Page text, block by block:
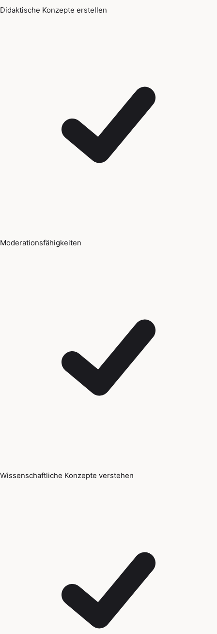
Didaktische Konzepte erstellen
Moderationsfähigkeiten
Wissenschaftliche Konzepte verstehen